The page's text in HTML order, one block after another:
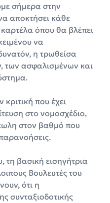
σήμερα στην
αποκτήσει κάθε
όπου θα βλέπει
να
η τρωθείσα
των ασφαλισμένων και
που έχει
στο νομοσχέδιο,
στον βαθμό που
τη βασική εισηγήτρια
Βουλευτές του
ότι η
συνταξιοδοτικής